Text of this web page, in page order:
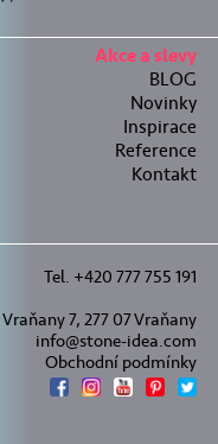
Akce a slevy
BLOG
Novinky
Inspirace
Reference
Kontakt
Tel. +420 777 755 191
Vraňany 7, 277 07 Vraňany
info@stone-idea.com
Obchodní podmínky